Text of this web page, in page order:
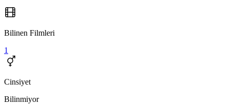
Bilinen Filmleri
1
Cinsiyet
Bilinmiyor